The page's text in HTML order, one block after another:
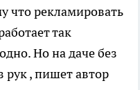
что рекламировать
так
Но на даче без
рук, пишет автор